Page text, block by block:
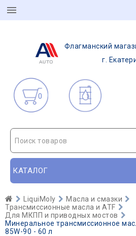
Флагманский
г.
0
Поиск товаров
КАТАЛОГ
LiquiMoly
Масла и смазки
Трансмиссионные масла и ATF
Для МКПП и приводных мостов
Минеральное трансмиссионное
85W-90 - 60 л